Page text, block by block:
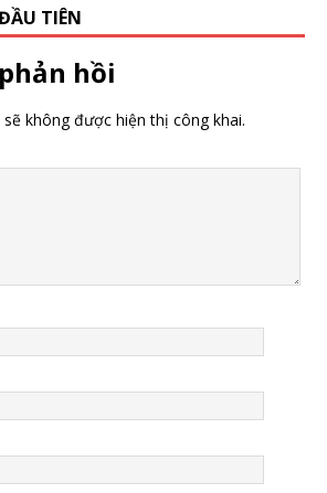
TIÊN
hồi
không được hiện thị công khai.